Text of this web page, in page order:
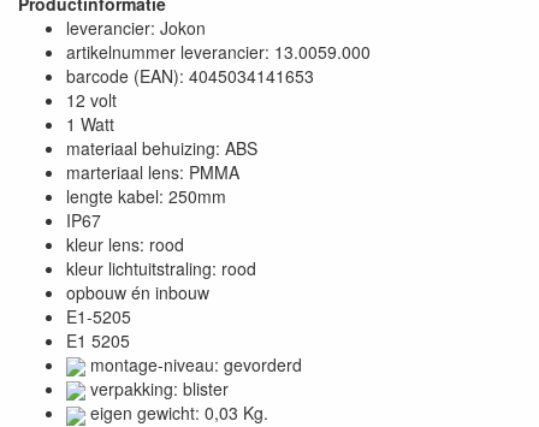
leverancier: Jokon
artikelnummer leverancier: 13.0059.000
barcode (EAN): 4045034141653
12 volt
1 Watt
materiaal behuizing: ABS
marteriaal lens: PMMA
lengte kabel: 250mm
IP67
kleur lens: rood
kleur lichtuitstraling: rood
opbouw én inbouw
E1-5205
E1 5205
montage-niveau: gevorderd
verpakking: blister
eigen gewicht: 0,03 Kg.